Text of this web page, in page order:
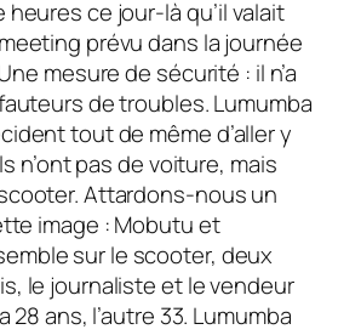
ce jour-là qu’il valait
prévu dans la journée
mesure de sécurité : il n’a
de troubles. Lumumba
tout de même d’aller y
n’ont pas de voiture, mais
Attardons-nous un
image : Mobutu et
sur le scooter, deux
le journaliste et le vendeur
28 ans, l’autre 33. Lumumba